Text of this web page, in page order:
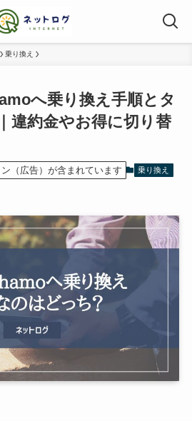
乗り換え
へ乗り換え手順とタ
違約金やお得に切り替
（広告）が含まれています 乗り換え